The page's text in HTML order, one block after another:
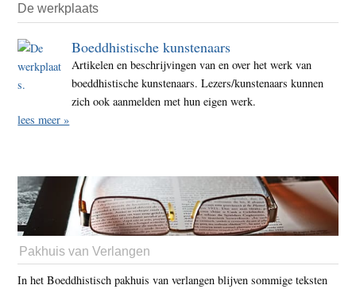
De werkplaats
Boeddhistische kunstenaars
Artikelen en beschrijvingen van en over het werk van
boeddhistische kunstenaars. Lezers/kunstenaars kunnen
zich ook aanmelden met hun eigen werk.
lees meer »
Pakhuis van Verlangen
In het Boeddhistisch pakhuis van verlangen blijven sommige teksten